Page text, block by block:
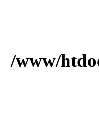
/www/